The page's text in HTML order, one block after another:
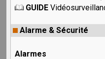
GUIDE
Alarme & Sécurité
Alarmes